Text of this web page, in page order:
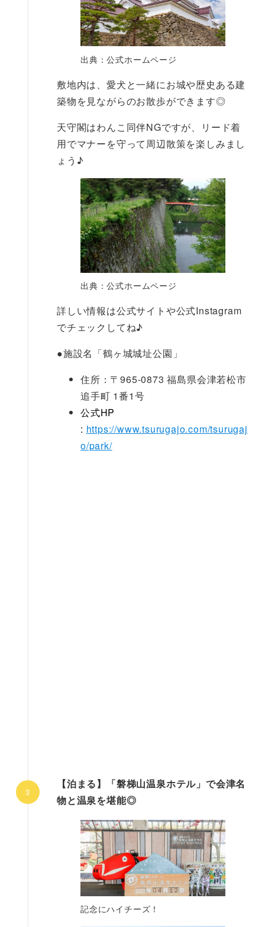
出典：公式ホームページ
敷地内は、愛犬と一緒にお城や歴史ある建
築物を見ながらのお散歩ができます◎
天守閣はわんこ同伴NGですが、リード着
用でマナーを守って周辺散策を楽しみまし
ょう♪
出典：公式ホームページ
詳しい情報は公式サイトや公式Instagram
でチェックしてね♪
●施設名「鶴ヶ城城址公園」
住所：〒965-0873 福島県会津若松市
追手町 1番1号
公式HP
: https://www.tsurugajo.com/tsurugaj
o/park/
【泊まる】「磐梯山温泉ホテル」で会津名
物と温泉を堪能◎
記念にハイチーズ！